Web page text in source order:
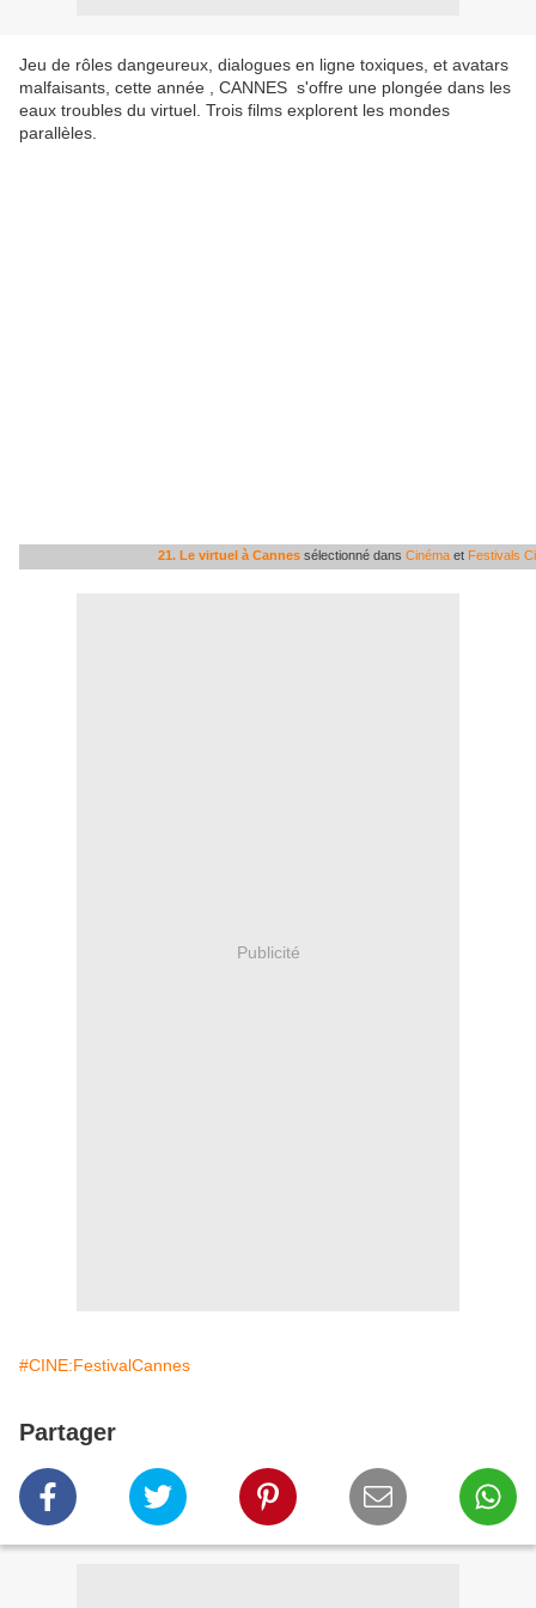
Jeu de rôles dangeureux, dialogues en ligne toxiques, et avatars
malfaisants, cette année , CANNES s'offre une plongée dans les
eaux troubles du virtuel. Trois films explorent les mondes
parallèles.
21. Le virtuel à Cannes sélectionné dans Cinéma et Festivals
Publicité
#CINE:FestivalCannes
Partager